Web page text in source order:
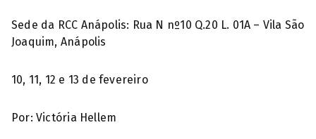
Sede da RCC Anápolis: Rua N nº10 Q.20 L. 01A – Vila São
Joaquim, Anápolis
10, 11, 12 e 13 de fevereiro
Por: Victória Hellem